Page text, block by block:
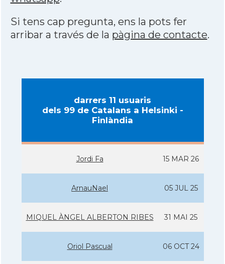
Si tens cap pregunta, ens la pots fer
arribar a través de la pàgina de contacte.
darrers 11 usuaris
dels 99 de Catalans a Helsinki -
Finlàndia
Jordi Fa 15 MAR 26
ArnauNael 05 JUL 25
MIQUEL ÀNGEL ALBERTON RIBES 31 MAI 25
Oriol Pascual 06 OCT 24